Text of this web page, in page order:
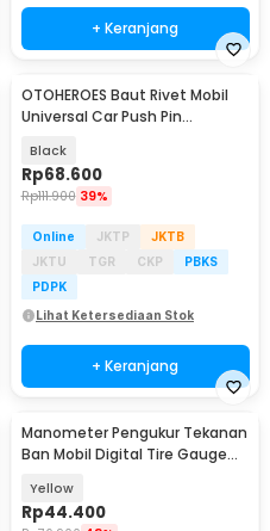
+ Keranjang
OTOHEROES Baut Rivet Mobil
Universal Car Push Pin
Black
Rp68.600
Rp111.900 39%
Online JKTP
JKTB
JKTU
TGR CKP
PBKS
PDPK
Lihat Ketersediaan Stok
+ Keranjang
Manometer Pengukur Tekanan
Ban Mobil Digital Tire Gauge
Yellow
Rp44.400